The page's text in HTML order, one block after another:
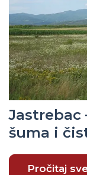
Jastrebac
šuma i
Pročitaj